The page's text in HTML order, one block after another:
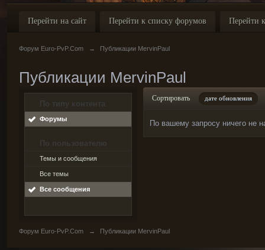
Перейти на сайт Перейти к списку форумов Перейти
Форум Euro-PvP.Com → Публикации MervinPaul
Публикации MervinPaul
По типу контента
Форумы
По пользователю
Темы и сообщения
Все темы
Все сообщения
Сортировать дате обновления
По вашему запросу ничего не
Форум Euro-PvP.Com → Публикации MervinPaul